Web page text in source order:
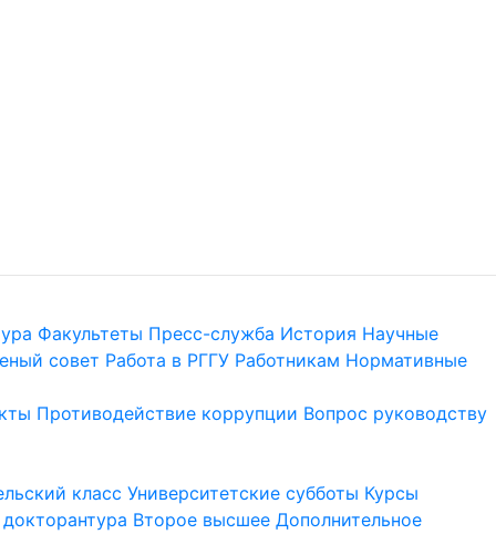
Факультеты Пресс-служба История Научные
совет Работа в РГГУ Работникам Нормативные
Противодействие коррупции Вопрос руководству
класс Университетские субботы Курсы
Второе высшее Дополнительное